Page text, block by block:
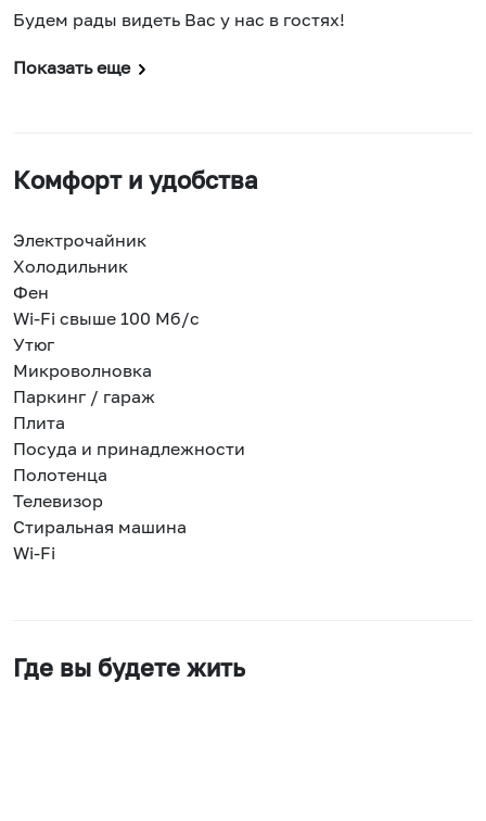
Будем рады видеть Вас у нас в гостях!
Показать еще
Комфорт и удобства
Электрочайник
Холодильник
Фен
Wi-Fi свыше 100 Мб/с
Утюг
Микроволновка
Паркинг / гараж
Плита
Посуда и принадлежности
Полотенца
Телевизор
Стиральная машина
Wi-Fi
Где вы будете жить